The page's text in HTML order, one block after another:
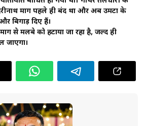
मार्ग पहले ही बंद था और अब उमटा के
बिगाड़ दिए हैं।
से मलबे को हटाया जा रहा है, जल्द ही
जाएगा।